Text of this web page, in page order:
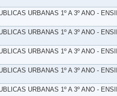
URBANAS 1º A 3º ANO -
URBANAS 1º A 3º ANO -
URBANAS 1º A 3º ANO -
URBANAS 1º A 3º ANO -
URBANAS 1º A 3º ANO -